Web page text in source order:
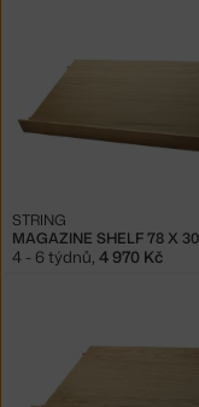
MAGAZINE SHELF 78 X
STRING
4 - 6 týdnů, 4 970 Kč